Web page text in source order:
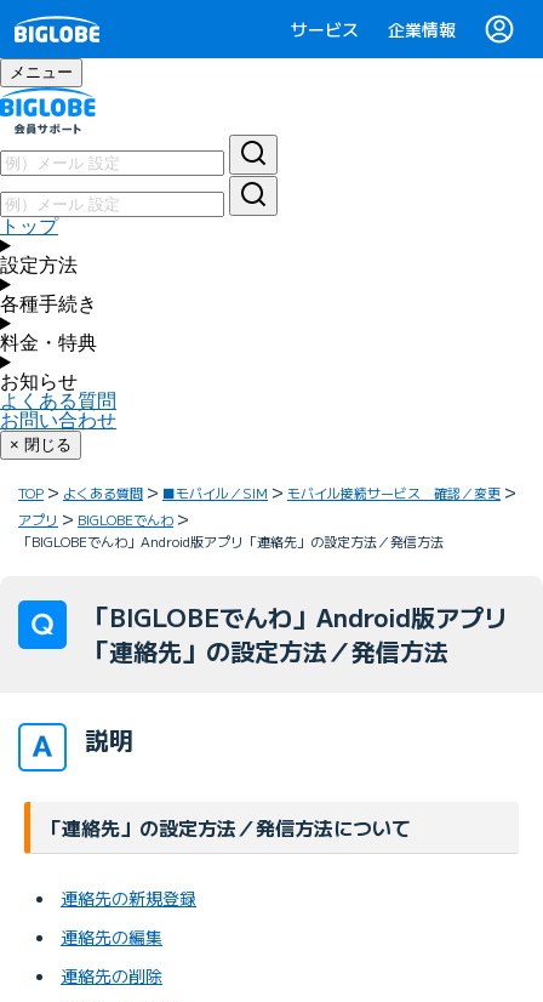
サービス 企業情報
メニュー
トップ
設定方法
各種手続き
料金・特典
お知らせ
よくある質問
お問い合わせ
× 閉じる
TOP よくある質問 ■モバイル／SIM
モバイル接続サービス 確認／変更
アプリ
BIGLOBEでんわ
「BIGLOBEでんわ」Android版アプリ「連絡先」の設定方法／発信方法
「BIGLOBEでんわ」Android版アプリ
「連絡先」の設定方法／発信方法
説明
「連絡先」の設定方法／発信方法について
連絡先の新規登録
連絡先の編集
連絡先の削除